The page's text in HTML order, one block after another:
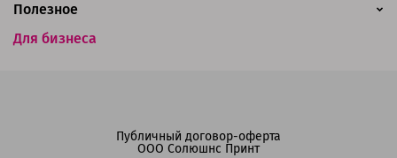
Для бизнеса
Полезное
Публичный договор-оферта
ООО Солюшнс Принт